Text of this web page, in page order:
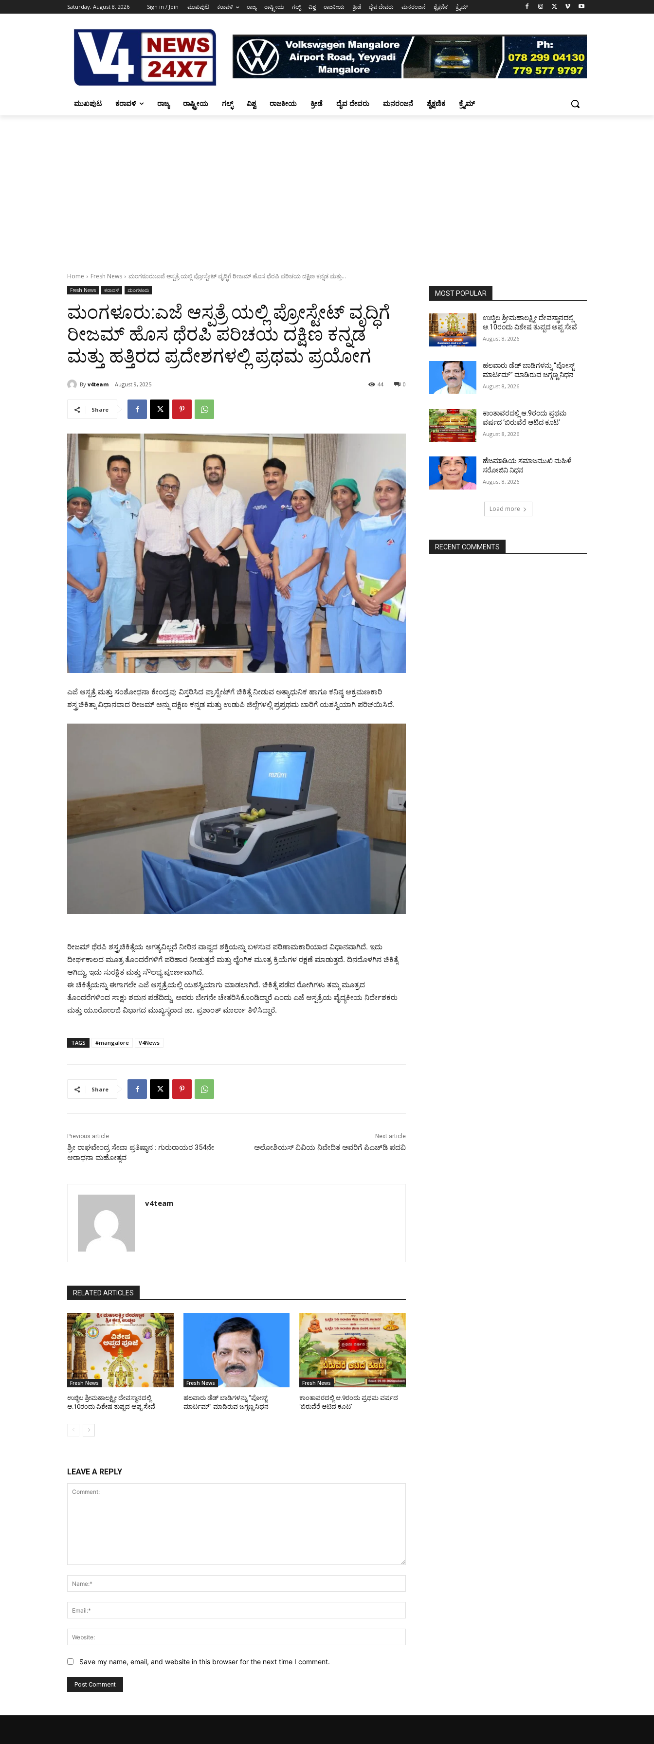
Saturday, August 8, 2026 Sign in / Join ಮುಖಪುಟ ಕರಾವಳಿ ರಾಜ್ಯ ರಾಷ್ಟ್ರೀಯ ಗಲ್ಫ್ ವಿಶ್ವ ರಾಜಕೀಯ ಕ್ರೀಡೆ ದೈವ ದೇವರು ಮನರಂಜನೆ ಶೈಕ್ಷಣಿಕ ಕ್ರೈಮ್
ಮುಖಪುಟ ಕರಾವಳಿ ರಾಜ್ಯ ರಾಷ್ಟ್ರೀಯ ಗಲ್ಫ್ ವಿಶ್ವ ರಾಜಕೀಯ ಕ್ರೀಡೆ ದೈವ ದೇವರು ಮನರಂಜನೆ ಶೈಕ್ಷಣಿಕ ಕ್ರೈಮ್
Home Fresh News ಮಂಗಳೂರು:ಎಜೆ ಆಸ್ಪತ್ರೆ ಯಲ್ಲಿ ಪ್ರೋಸ್ಟೇಟ್ ವೃದ್ಧಿಗೆ ರೀಜಮ್ ಹೊಸ ಥೆರಪಿ ಪರಿಚಯ ದಕ್ಷಿಣ ಕನ್ನಡ ಮತ್ತು...
Fresh News ಕರಾವಳಿ ಮಂಗಳೂರು
ಮಂಗಳೂರು:ಎಜೆ ಆಸ್ಪತ್ರೆ ಯಲ್ಲಿ ಪ್ರೋಸ್ಟೇಟ್ ವೃದ್ಧಿಗೆ
ರೀಜಮ್ ಹೊಸ ಥೆರಪಿ ಪರಿಚಯ ದಕ್ಷಿಣ ಕನ್ನಡ
ಮತ್ತು ಹತ್ತಿರದ ಪ್ರದೇಶಗಳಲ್ಲಿ ಪ್ರಥಮ ಪ್ರಯೋಗ
By v4team August 9, 2025 0
44
Share
ಎಜೆ ಆಸ್ಪತ್ರೆ ಮತ್ತು ಸಂಶೋಧನಾ ಕೇಂದ್ರವು ವಿಸ್ತರಿಸಿದ ಪ್ರಾಸ್ಟೇಟ್‌ಗೆ ಚಿಕಿತ್ಸೆ ನೀಡುವ ಅತ್ಯಾಧುನಿಕ ಹಾಗೂ ಕನಿಷ್ಠ ಆಕ್ರಮಣಕಾರಿ
ಶಸ್ತ್ರಚಿಕಿತ್ಸಾ ವಿಧಾನವಾದ ರೀಜಮ್ ಅನ್ನು ದಕ್ಷಿಣ ಕನ್ನಡ ಮತ್ತು ಉಡುಪಿ ಜಿಲ್ಲೆಗಳಲ್ಲಿ ಪ್ರಪ್ರಥಮ ಬಾರಿಗೆ ಯಶಸ್ವಿಯಾಗಿ ಪರಿಚಯಿಸಿದೆ.
ರೀಜಮ್ ಥೆರಪಿ ಶಸ್ತ್ರಚಿಕಿತ್ಸೆಯ ಅಗತ್ಯವಿಲ್ಲದೆ ನೀರಿನ ವಾಷ್ಪದ ಶಕ್ತಿಯನ್ನು ಬಳಸುವ ಪರಿಣಾಮಕಾರಿಯಾದ ವಿಧಾನವಾಗಿದೆ. ಇದು
ದೀರ್ಘಕಾಲದ ಮೂತ್ರ ತೊಂದರೆಗಳಿಗೆ ಪರಿಹಾರ ನೀಡುತ್ತದೆ ಮತ್ತು ಲೈಂಗಿಕ ಮೂತ್ರ ಕ್ರಿಯೆಗಳ ರಕ್ಷಣೆ ಮಾಡುತ್ತದೆ. ದಿನದೊಳಗಿನ ಚಿಕಿತ್ಸೆ
ಆಗಿದ್ದು, ಇದು ಸುರಕ್ಷಿತ ಮತ್ತು ಸೌಲಭ್ಯ ಪೂರ್ಣವಾಗಿದೆ.
ಈ ಚಿಕಿತ್ಸೆಯನ್ನು ಈಗಾಗಲೇ ಎಜೆ ಆಸ್ಪತ್ರೆಯಲ್ಲಿ ಯಶಸ್ವಿಯಾಗು ಮಾಡಲಾಗಿದೆ. ಚಿಕಿತ್ಸೆ ಪಡೆದ ರೋಗಿಗಳು ತಮ್ಮ ಮೂತ್ರದ
ತೊಂದರೆಗಳಿಂದ ಸಾಕ್ಷು ಶಮನ ಪಡೆದಿದ್ದು, ಅವರು ಬೇಗನೇ ಚೇತರಿಸಿಕೊಂಡಿದ್ದಾರೆ ಎಂದು ಎಜೆ ಆಸ್ಪತ್ರೆಯ ವೈದ್ಯಕೀಯ ನಿರ್ದೇಶಕರು
ಮತ್ತು ಯೂರೋಲಜಿ ವಿಭಾಗದ ಮುಖ್ಯಸ್ಥರಾದ ಡಾ. ಪ್ರಶಾಂತ್ ಮಾರ್ಲಾ ತಿಳಿಸಿದ್ದಾರೆ.
TAGS #mangalore V4News
Share
Previous article
ಶ್ರೀ ರಾಘವೇಂದ್ರ ಸೇವಾ ಪ್ರತಿಷ್ಠಾನ : ಗುರುರಾಯರ 354ನೇ
ಆರಾಧನಾ ಮಹೋತ್ಸವ
Next article
ಅಲೋಶಿಯಸ್ ವಿವಿಯ ನಿವೇದಿತ ಅವರಿಗೆ ಪಿಎಚ್‌ಡಿ ಪದವಿ
v4team
RELATED ARTICLES
Fresh News
ಉಚ್ಚಿಲ ಶ್ರೀಮಹಾಲಕ್ಷ್ಮೀ ದೇವಸ್ಥಾನದಲ್ಲಿ
ಆ.10ರಂದು ವಿಶೇಷ ತುಪ್ಪದ ಅಪ್ಪ ಸೇವೆ
Fresh News
ಹಲವಾರು ಡೆಡ್ ಬಾಡಿಗಳನ್ನು “ಪೋಸ್ಟ್
ಮಾರ್ಟಮ್” ಮಾಡಿರುವ ಜಗ್ಗಣ್ಣ ನಿಧನ
Fresh News
ಕಾಂತಾವರದಲ್ಲಿ ಆ.9ರಂದು ಪ್ರಥಮ ವರ್ಷದ
‘ಬಿರುವೆರೆ ಆಟಿದ ಕೂಟ’
LEAVE A REPLY
Save my name, email, and website in this browser for the next time I comment.
MOST POPULAR
ಉಚ್ಚಿಲ ಶ್ರೀಮಹಾಲಕ್ಷ್ಮೀ ದೇವಸ್ಥಾನದಲ್ಲಿ
ಆ.10ರಂದು ವಿಶೇಷ ತುಪ್ಪದ ಅಪ್ಪ ಸೇವೆ
August 8, 2026
ಹಲವಾರು ಡೆಡ್ ಬಾಡಿಗಳನ್ನು “ಪೋಸ್ಟ್
ಮಾರ್ಟಮ್” ಮಾಡಿರುವ ಜಗ್ಗಣ್ಣ ನಿಧನ
August 8, 2026
ಕಾಂತಾವರದಲ್ಲಿ ಆ.9ರಂದು ಪ್ರಥಮ
ವರ್ಷದ ‘ಬಿರುವೆರೆ ಆಟಿದ ಕೂಟ’
August 8, 2026
ಹೆಜಮಾಡಿಯ ಸಮಾಜಮುಖಿ ಮಹಿಳೆ
ಸರೋಜಿನಿ ನಿಧನ
August 8, 2026
Load more
RECENT COMMENTS